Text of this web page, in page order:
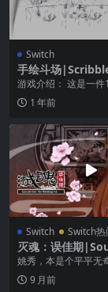
Switch
手绘斗场
游戏介绍： 这是一件
作的艺术作品，是用
作而成的。来加入...
1 年前
Switch Switch
灭魂：误佳期
文
姚秀，本是个平平无
金。 十八年的人生之
心愿就是嫁人。 因为...
9 月前